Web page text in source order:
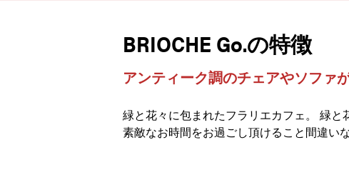
BRIOCHE Go.の特徴
アンティーク調のチェアやソファ
緑と花々に包まれたフラリエカフェ。 緑
素敵なお時間をお過ごし頂けること間違い